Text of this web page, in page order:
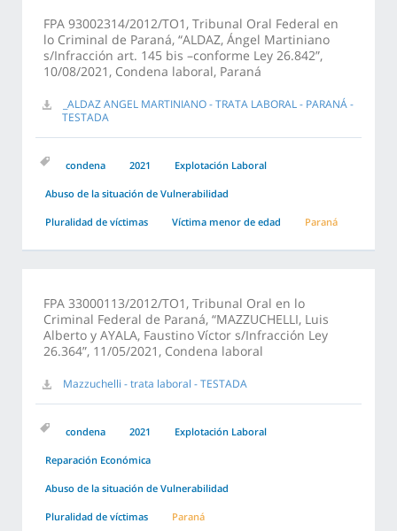
FPA 93002314/2012/TO1, Tribunal Oral Federal en
lo Criminal de Paraná, “ALDAZ, Ángel Martiniano
s/Infracción art. 145 bis –conforme Ley 26.842”,
10/08/2021, Condena laboral, Paraná
_ALDAZ ANGEL MARTINIANO - TRATA LABORAL - PARANÁ -
TESTADA
condena 2021 Explotación Laboral
Abuso de la situación de Vulnerabilidad
Pluralidad de víctimas Víctima menor de edad Paraná
FPA 33000113/2012/TO1, Tribunal Oral en lo
Criminal Federal de Paraná, “MAZZUCHELLI, Luis
Alberto y AYALA, Faustino Víctor s/Infracción Ley
26.364”, 11/05/2021, Condena laboral
Mazzuchelli - trata laboral - TESTADA
condena 2021 Explotación Laboral
Reparación Económica
Abuso de la situación de Vulnerabilidad
Pluralidad de víctimas Paraná